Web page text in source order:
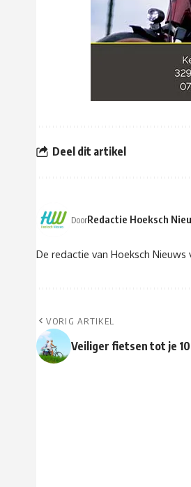
Deel dit artikel
DoorRedactie Hoeksch
De redactie van Hoeksch
VORIG ARTIKEL
Veiliger fietsen tot je